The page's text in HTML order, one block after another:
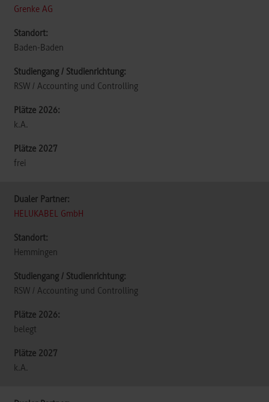
Grenke AG
Baden-Baden
RSW / Accounting und Controlling
k.A.
frei
HELUKABEL GmbH
Hemmingen
RSW / Accounting und Controlling
belegt
k.A.